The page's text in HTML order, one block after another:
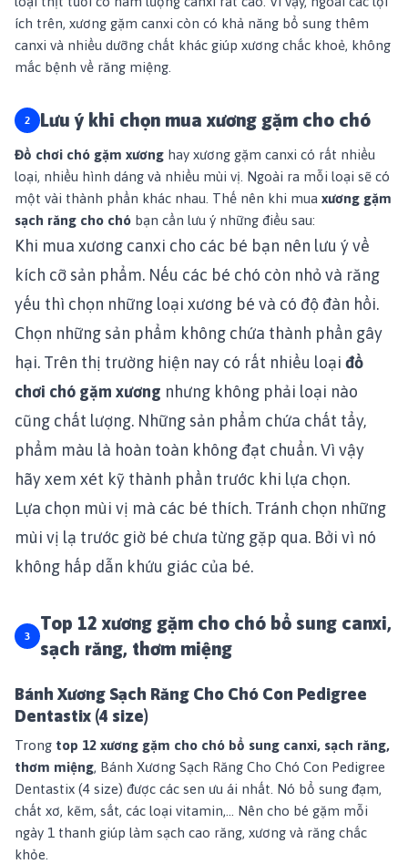
ích trên, xương gặm canxi còn có khả năng bổ sung thêm
canxi và nhiều dưỡng chất khác giúp xương chắc khoẻ, không
mắc bệnh về răng miệng.
Lưu ý khi chọn mua xương gặm cho chó
Đồ chơi chó gặm xương hay xương gặm canxi có rất nhiều
loại, nhiều hình dáng và nhiều mùi vị. Ngoài ra mỗi loại sẽ có
một vài thành phần khác nhau. Thế nên khi mua xương gặm
sạch răng cho chó bạn cần lưu ý những điều sau:
Khi mua xương canxi cho các bé bạn nên lưu ý về
kích cỡ sản phẩm. Nếu các bé chó còn nhỏ và răng
yếu thì chọn những loại xương bé và có độ đàn hồi.
Chọn những sản phẩm không chứa thành phần gây
hại. Trên thị trường hiện nay có rất nhiều loại đồ
chơi chó gặm xương nhưng không phải loại nào
cũng chất lượng. Những sản phẩm chứa chất tẩy,
phẩm màu là hoàn toàn không đạt chuẩn. Vì vậy
hãy xem xét kỹ thành phần trước khi lựa chọn.
Lựa chọn mùi vị mà các bé thích. Tránh chọn những
mùi vị lạ trước giờ bé chưa từng gặp qua. Bởi vì nó
không hấp dẫn khứu giác của bé.
Top 12 xương gặm cho chó bổ sung canxi,
sạch răng, thơm miệng
Bánh Xương Sạch Răng Cho Chó Con Pedigree
Dentastix (4 size)
Trong top 12 xương gặm cho chó bổ sung canxi, sạch răng,
thơm miệng, Bánh Xương Sạch Răng Cho Chó Con Pedigree
Dentastix (4 size) được các sen ưu ái nhất. Nó bổ sung đạm,
chất xơ, kẽm, sắt, các loại vitamin,... Nên cho bé gặm mỗi
ngày 1 thanh giúp làm sạch cao răng, xương và răng chắc
khỏe.